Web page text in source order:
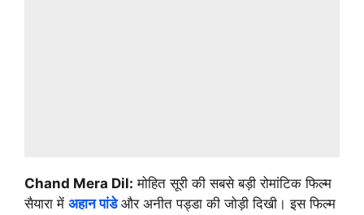
Chand Mera Dil: मोहित सूरी की सबसे बड़ी रोमांटिक फिल्म
सैयारा में अहान पांडेऔर अनीत पड्डा की जोड़ी दिखी। इस फिल्म